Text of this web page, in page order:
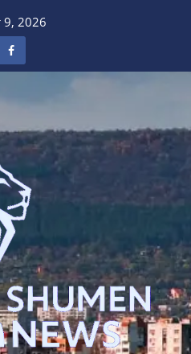
9, 2026